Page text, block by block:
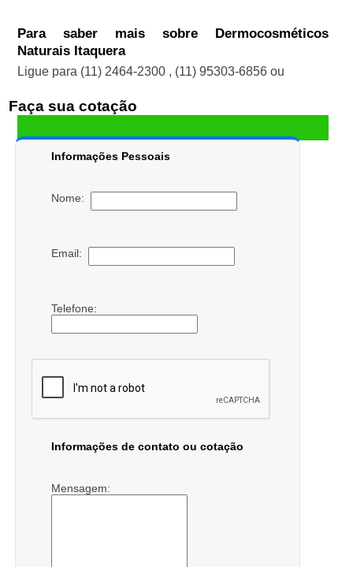
Para saber mais sobre Dermocosméticos
Naturais Itaquera
Ligue para (11) 2464-2300 , (11) 95303-6856 ou
Faça sua cotação
Informações Pessoais
Nome:
Email:
Telefone:
Informações de contato ou cotação
Mensagem: